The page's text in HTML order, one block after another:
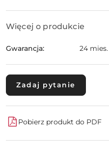
Więcej o produkcie
Gwarancja: 24 mies.
Zadaj pytanie
Pobierz produkt do PDF